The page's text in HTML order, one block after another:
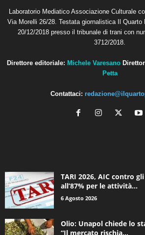
Laboratorio Mediatico Associazione Culturale
Via Morelli 26/28. Testata giornalistica Il Quarto
20/12/2018 presso il tribunale di trani con
3712/2018.
Direttore editoriale: Michele Varesano
Petta
Contattaci:
TARI 2026, AIC contro
all’87% per le attività...
6 Agosto 2026
Olio: Unapol chiede lo
“Il mercato rischia...